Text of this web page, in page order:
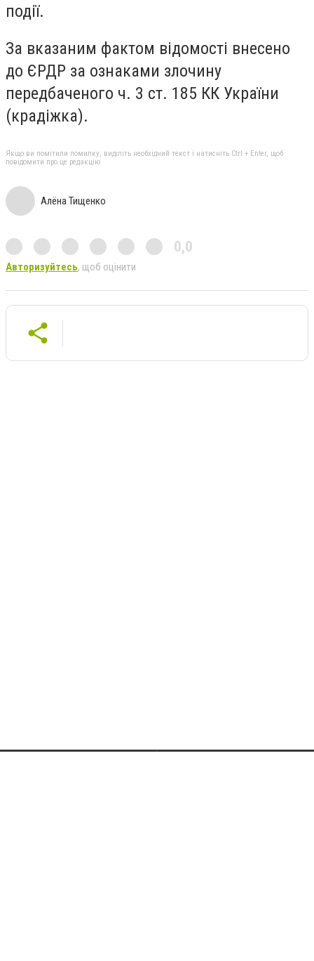
події.
За вказаним фактом відомості внесено
до ЄРДР за ознаками злочину
передбаченого ч. 3 ст. 185 КК України
(крадіжка).
Якщо ви помітили помилку, виділіть необхідний текст і натисніть Ctrl + Enter, щоб
повідомити про це редакцію
Алёна Тищенко
0,0
Авторизуйтесь, щоб оцінити